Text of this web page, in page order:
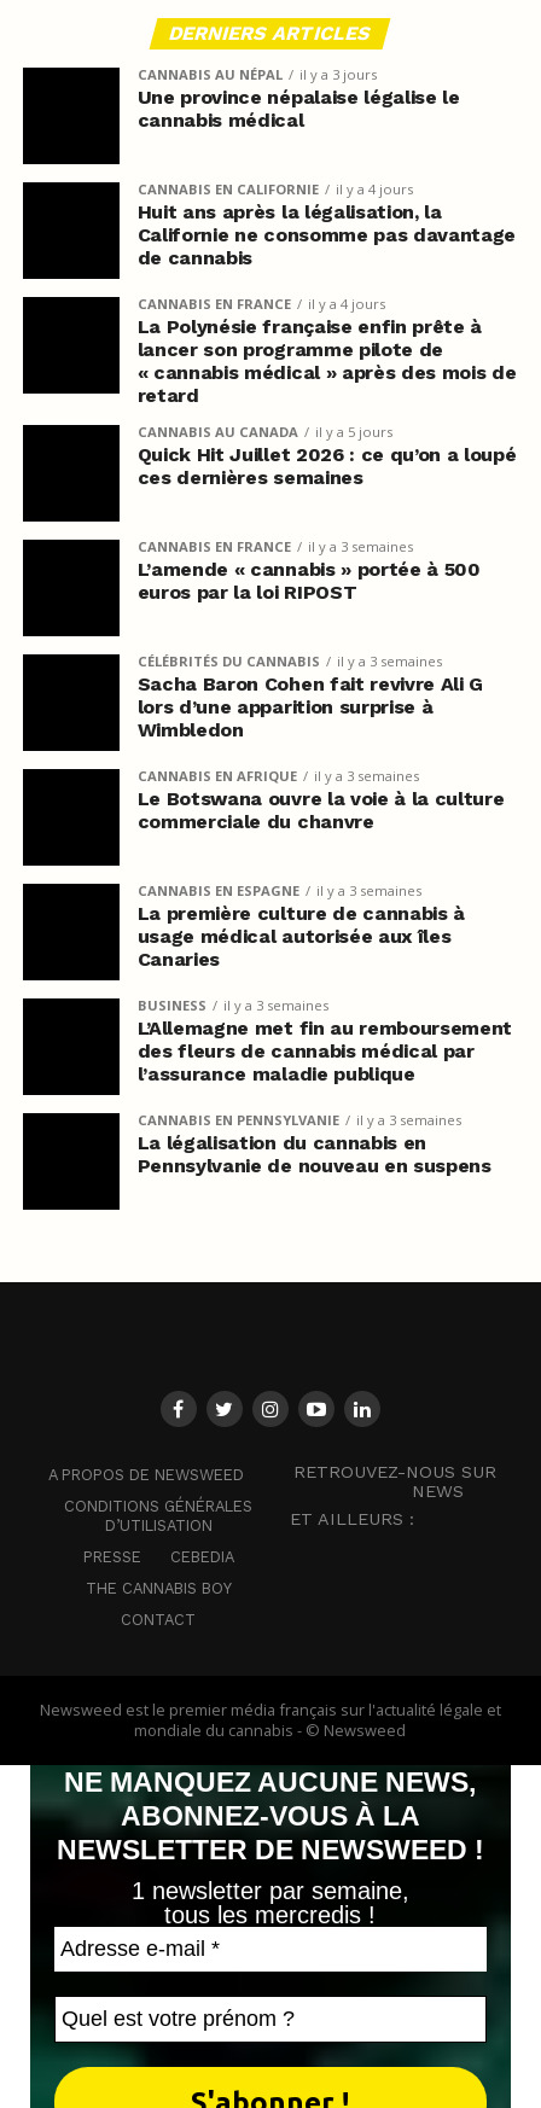
DERNIERS ARTICLES
CANNABIS AU NÉPAL il y a 3 jours
Une province népalaise légalise le
cannabis médical
CANNABIS EN CALIFORNIE il y a 4 jours
Huit ans après la légalisation, la
Californie ne consomme pas davantage
de cannabis
CANNABIS EN FRANCE il y a 4 jours
La Polynésie française enfin prête à
lancer son programme pilote de
« cannabis médical » après des mois de
retard
CANNABIS AU CANADA il y a 5 jours
Quick Hit Juillet 2026 : ce qu’on a loupé
ces dernières semaines
CANNABIS EN FRANCE il y a 3 semaines
L’amende « cannabis » portée à 500
euros par la loi RIPOST
CÉLÉBRITÉS DU CANNABIS il y a 3 semaines
Sacha Baron Cohen fait revivre Ali G
lors d’une apparition surprise à
Wimbledon
CANNABIS EN AFRIQUE il y a 3 semaines
Le Botswana ouvre la voie à la culture
commerciale du chanvre
CANNABIS EN ESPAGNE il y a 3 semaines
La première culture de cannabis à
usage médical autorisée aux îles
Canaries
BUSINESS il y a 3 semaines
L’Allemagne met fin au remboursement
des fleurs de cannabis médical par
l’assurance maladie publique
CANNABIS EN PENNSYLVANIE il y a 3 semaines
La légalisation du cannabis en
Pennsylvanie de nouveau en suspens
A PROPOS DE NEWSWEED
CONDITIONS GÉNÉRALES
D’UTILISATION
PRESSE
CEBEDIA
THE CANNABIS BOY
CONTACT
RETROUVEZ-NOUS SUR
NEWS
ET AILLEURS :
Newsweed est le premier média français sur l'actualité légale et
mondiale du cannabis - © Newsweed
NE MANQUEZ AUCUNE NEWS,
ABONNEZ-VOUS À LA
NEWSLETTER DE NEWSWEED !
1 newsletter par semaine,
tous les mercredis !